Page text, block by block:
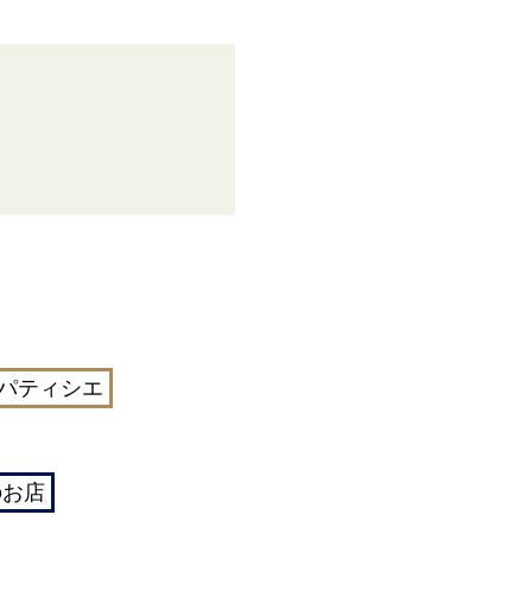
ティシエ
店